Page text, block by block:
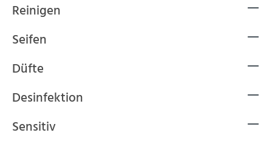
Reinigen
Seifen
Düfte
Desinfektion
Sensitiv